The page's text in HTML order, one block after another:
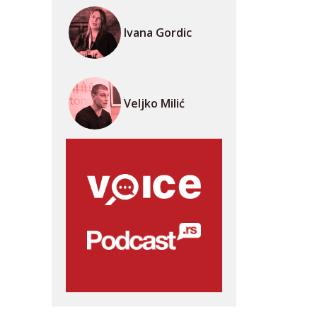
Ivana Gordic
Veljko Milić